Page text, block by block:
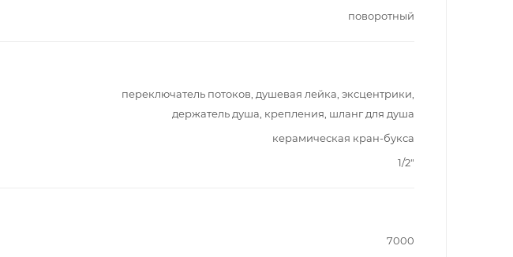
поворотный
переключатель потоков, душевая лейка, эксцентрики,
держатель душа, крепления, шланг для душа
керамическая кран-букса
1/2"
7000